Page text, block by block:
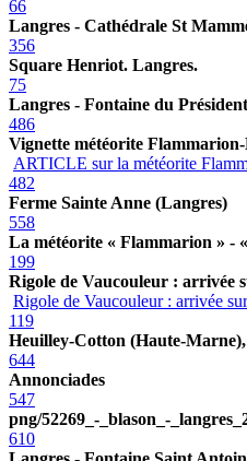
66
Langres - Cathédrale St
356
Square Henriot. Langres.
75
Langres - Fontaine du
486
Vignette météorite
ARTICLE sur la météorite
482
Ferme Sainte Anne (Langres)
558
La météorite « Flammarion » -
199
Rigole de Vaucouleur : arrivée
Rigole de Vaucouleur : arrivée
119
Heuilley-Cotton (Haute-Marne),
644
Annonciades
547
png/52269_-_blason_-
610